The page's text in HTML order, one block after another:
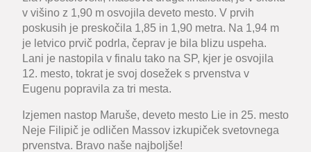
v višino z 1,90 m osvojila deveto mesto. V prvih
poskusih je preskočila 1,85 in 1,90 metra. Na 1,94 m
je letvico prvič podrla, čeprav je bila blizu uspeha.
Lani je nastopila v finalu tako na SP, kjer je osvojila
12. mesto, tokrat je svoj dosežek s prvenstva v
Eugenu popravila za tri mesta.
Izjemen nastop Maruše, deveto mesto Lie in 25. mesto
Neje Filipič je odličen Massov izkupiček svetovnega
prvenstva. Bravo naše najboljše!